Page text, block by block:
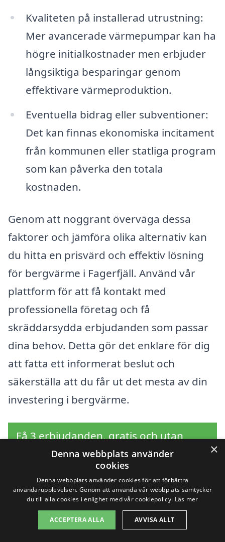
Kvaliteten på installerad utrustning:
Mer avancerade värmepumpar kan ha
högre initialkostnader men erbjuder
långsiktiga besparingar genom
effektivare värmeproduktion.
Eventuella bidrag eller subventioner:
Det kan finnas ekonomiska incitament
från kommunen eller statliga program
som kan påverka den totala
kostnaden.
Genom att noggrant överväga dessa
faktorer och jämföra olika alternativ kan
du hitta en prisvärd och effektiv lösning
för bergvärme i Fagerfjäll. Använd vår
plattform för att få kontakt med
professionella företag och få
skräddarsydda erbjudanden som passar
dina behov. Detta gör det enklare för dig
att fatta ett informerat beslut och
säkerställa att du får ut det mesta av din
investering i bergvärme.
Få 3 erbjudanden, gratis och utan
förpliktelser
Sök efter en
professionell för
×
Denna webbplats använder
cookies
Denna webbplats använder cookies för att förbättra
användarupplevelsen. Genom att använda vår webbplats samtycker
du till alla cookies i enlighet med vår cookiepolicy. Läs mer
ACCEPTERA ALLA AVVISA ALLT